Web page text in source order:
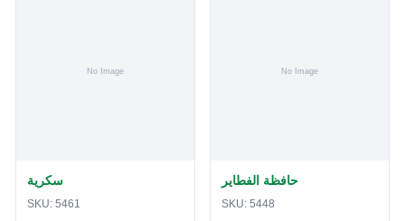
سكرية
SKU: 5461
حافظة الفطاير
SKU: 5448